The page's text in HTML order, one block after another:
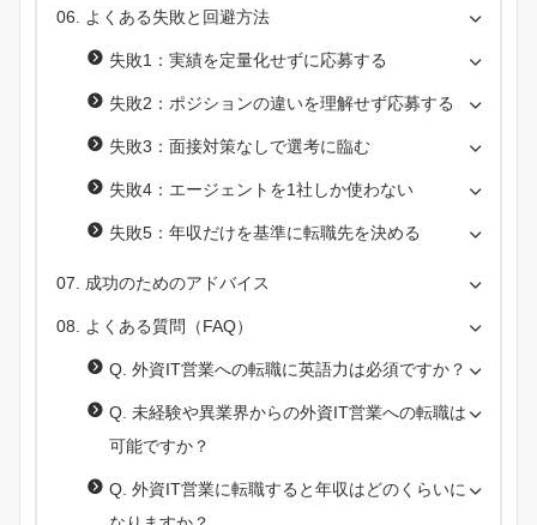
よくある失敗と回避方法
失敗1：実績を定量化せずに応募する
失敗2：ポジションの違いを理解せず応募する
失敗3：面接対策なしで選考に臨む
失敗4：エージェントを1社しか使わない
失敗5：年収だけを基準に転職先を決める
成功のためのアドバイス
よくある質問（FAQ）
Q. 外資IT営業への転職に英語力は必須ですか？
Q. 未経験や異業界からの外資IT営業への転職は
可能ですか？
Q. 外資IT営業に転職すると年収はどのくらいに